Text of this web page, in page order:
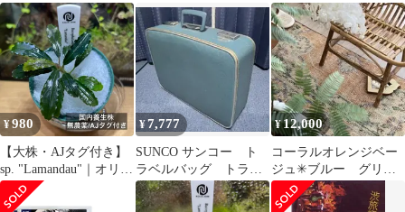
これだ！ ジャキ深鳴・
超激渋美品・訳有
中古 渋赤紫so770
ラウン ベージュ ト
ルコヴィンテージラグ
¥980
【大株・AJタグ付き】
sp. "Lamandau"｜オリー
ブグリーンの肉厚で丈
夫な美株｜
¥7,777
SUNCO サンコー ト
ラベルバッグ トラン
クケース 希少 レア
品 限定価格 鞄
¥12,000
コーラルオレンジベー
ジュ✳︎ブルー グリー
ン トルコヴィンテー
ジラグ